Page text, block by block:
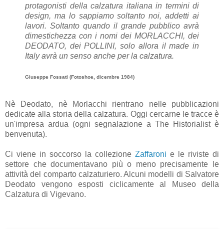
protagonisti della calzatura italiana in termini di
design, ma lo sappiamo soltanto noi, addetti ai
lavori. Soltanto quando il grande pubblico avrà
dimestichezza con i nomi dei MORLACCHI, dei
DEODATO, dei POLLINI, solo allora il made in
Italy avrà un senso anche per la calzatura.
Giuseppe Fossati (Fotoshoe, dicembre 1984)
Nè Deodato, nè Morlacchi rientrano nelle pubblicazioni
dedicate alla storia della calzatura. Oggi cercarne le tracce è
un'impresa ardua (ogni segnalazione a The Historialist è
benvenuta).
Ci viene in soccorso la collezione Zaffaroni e le riviste di
settore che documentavano più o meno precisamente le
attività del comparto calzaturiero. Alcuni modelli di Salvatore
Deodato vengono esposti ciclicamente al Museo della
Calzatura di Vigevano.